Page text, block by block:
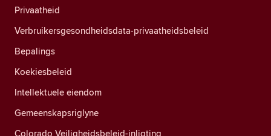
Privaatheid
Verbruikersgesondheidsdata-privaatheidsbeleid
Bepalings
Koekiesbeleid
Intellektuele eiendom
Gemeenskapsriglyne
Colorado Veiligheidsbeleid-inligting